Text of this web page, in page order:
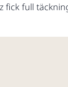
fick full